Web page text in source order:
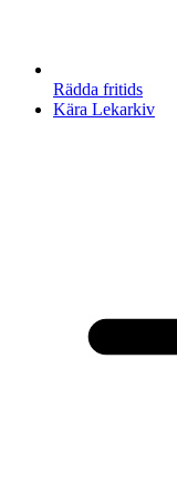
Rädda fritids
Kära Lekarkiv